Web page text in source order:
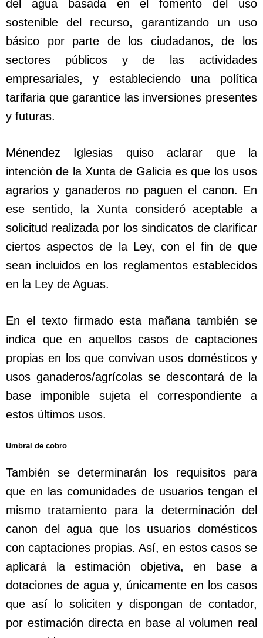
del agua basada en el fomento del uso
sostenible del recurso, garantizando un uso
básico por parte de los ciudadanos, de los
sectores públicos y de las actividades
empresariales, y estableciendo una política
tarifaria que garantice las inversiones presentes
y futuras.
Ménendez Iglesias quiso aclarar que la
intención de la Xunta de Galicia es que los usos
agrarios y ganaderos no paguen el canon. En
ese sentido, la Xunta consideró aceptable a
solicitud realizada por los sindicatos de clarificar
ciertos aspectos de la Ley, con el fin de que
sean incluidos en los reglamentos establecidos
en la Ley de Aguas.
En el texto firmado esta mañana también se
indica que en aquellos casos de captaciones
propias en los que convivan usos domésticos y
usos ganaderos/agrícolas se descontará de la
base imponible sujeta el correspondiente a
estos últimos usos.
Umbral de cobro
También se determinarán los requisitos para
que en las comunidades de usuarios tengan el
mismo tratamiento para la determinación del
canon del agua que los usuarios domésticos
con captaciones propias. Así, en estos casos se
aplicará la estimación objetiva, en base a
dotaciones de agua y, únicamente en los casos
que así lo soliciten y dispongan de contador,
por estimación directa en base al volumen real